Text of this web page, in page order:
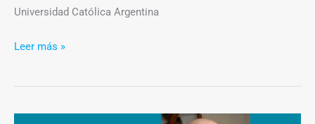
Universidad Católica Argentina
Leer más »